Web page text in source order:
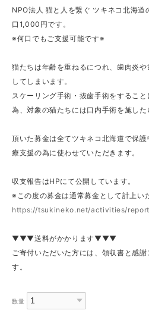
NPO法人 猫と人を繋ぐ ツキネコ北海道
口1,000円です。
※何口でもご支援可能です※
猫たちは年齢を重ねるにつれ、歯肉炎
してしまいます。
スケーリング手術・抜歯手術をするこ
為、対象の猫たちには口内手術を施した
頂いた募金は全てツキネコ北海道で保
療支援の為に使わせていただきます。
収支報告はHPにて公開しています。
※この度の募金は通常募金として計上い
https://tsukineko.net/activities/
▼▼▼送料がかかります▼▼▼
ご寄付いただいた方には、領収書と感
す。
数量